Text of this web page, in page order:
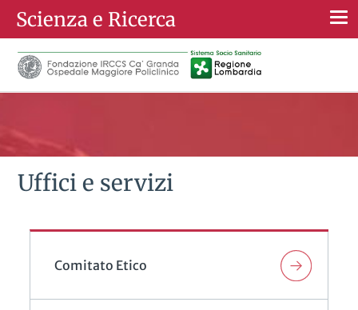
Scienza e Ricerca
Uffici e servizi
Comitato Etico